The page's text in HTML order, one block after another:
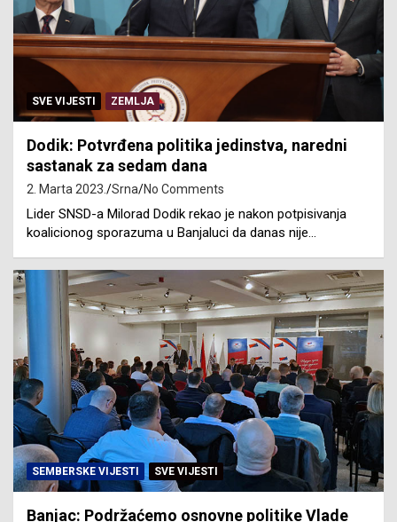
SVE VIJESTI ZEMLJA
Dodik: Potvrđena politika jedinstva, naredni
sastanak za sedam dana
2. Marta 2023. Srna No Comments
Lider SNSD-a Milorad Dodik rekao je nakon potpisivanja
koalicionog sporazuma u Banjaluci da danas nije…
SEMBERSKE VIJESTI SVE VIJESTI
Banjac: Podržaćemo osnovne politike Vlade